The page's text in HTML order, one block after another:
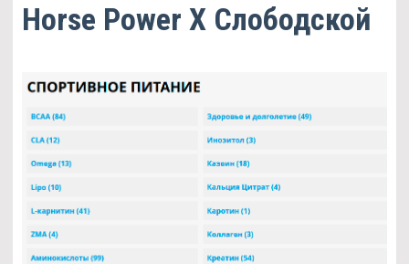
Horse Power X Слободской